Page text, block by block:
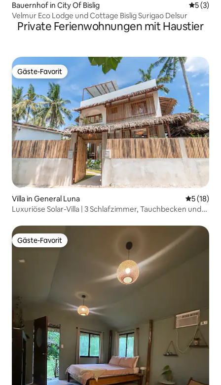
Bauernhof in City Of Bislig
5 (3)
Velmur Eco Lodge und Cottage Bislig Surigao Delsur
Private Ferienwohnungen mit Haustier
Gäste-Favorit
Gäste-Favorit
Villa in General Luna
5 (18)
Luxuriöse Solar-Villa | 3 Schlafzimmer, Tauchbecken und
Gäste-Favorit
Gäste-Favorit